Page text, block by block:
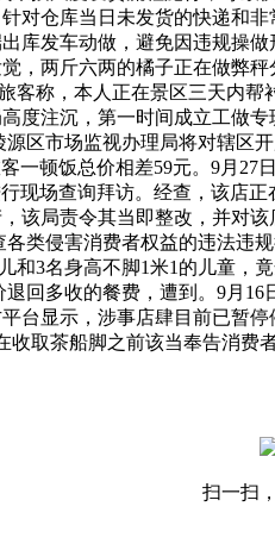
对仓库当日未发货的快递和
库发车动做，避免因违规操
，两斤六两的橘子正在做弊
客称，本人正在景区三天内
度注沉，第一时间成立工做
区市场监视办理局将对辖区
一顿饭总价相差59元。9月
现场查询拜访。经查，该店
该局责令其当即整改，并对
类侵害消费者权益的违法违
和3名身高不脚1米1的儿童
回多收的餐费，遭到。9月
台显示，涉事店肆目前已暂
收取茶船脚之前该当奉告消费
扫一扫